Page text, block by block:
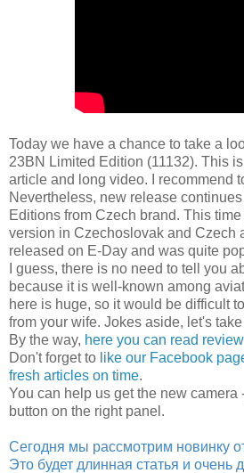
Today we have a chance to take a
23BN Limited Edition (11132). This
article and long video. I recommend
Nevertheless, new release
Editions from Czech brand. This
version in Czechoslovak and Czech
released on E-Day and was quite
I guess, there is no need to tell you
because it is well-known among
here is huge, so it would be difficult
from your wife. Jokes aside, let's
By the way, here you can read
Don't forget to like our Facebook
fresh articles on time.
You can help us get the new camera
button on the right panel.
Сегодня мы рассмотрим новинку
Это будет длинная статья и очень